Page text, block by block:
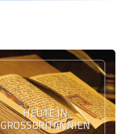
HEUTE IN
GROSSBRITANNIEN